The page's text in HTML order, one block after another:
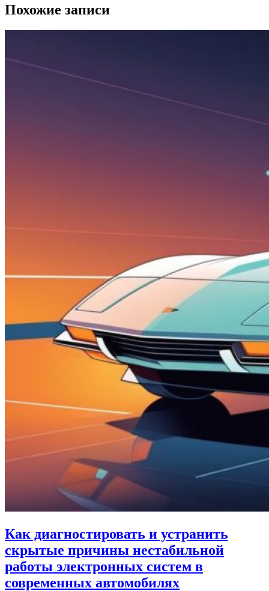
Похожие записи
Как диагностировать и устранить
скрытые причины нестабильной
работы электронных систем в
современных автомобилях